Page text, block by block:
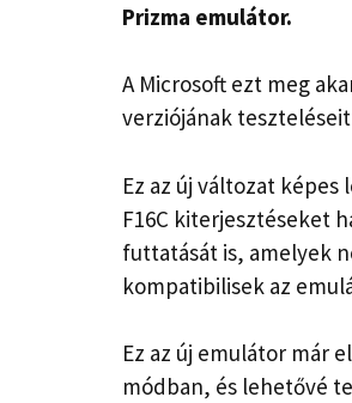
Prizma emulátor.
A Microsoft ezt meg
verziójának
Ez az új változat képes
F16C kiterjesztéseket
futtatását is, amelyek
kompatibilisek az
Ez az új emulátor már
módban, és lehetővé